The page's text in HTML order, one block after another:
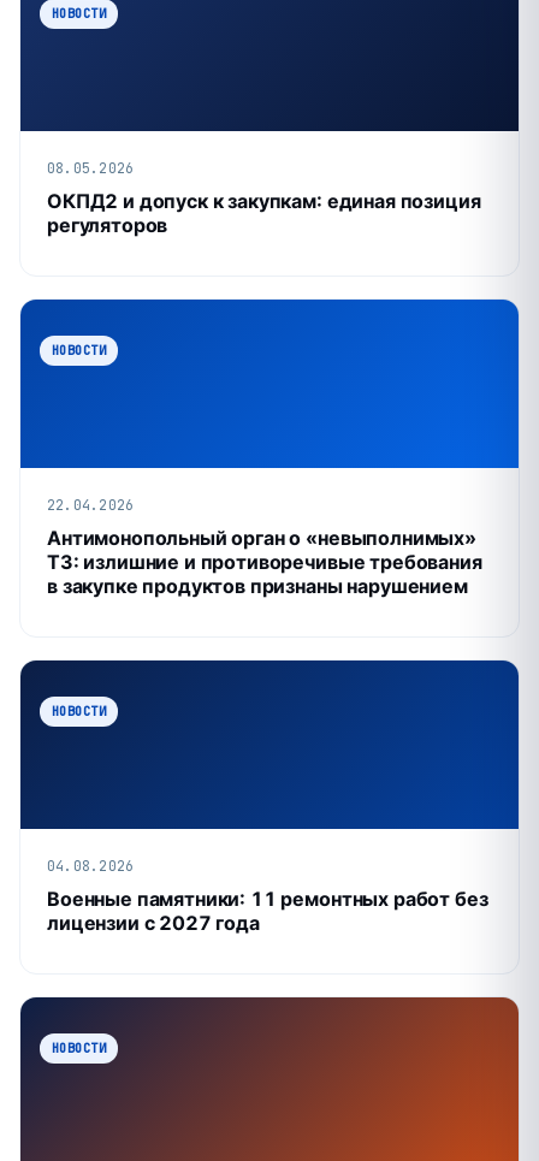
НОВОСТИ
08.05.2026
ОКПД2 и допуск к закупкам: единая позиция
регуляторов
НОВОСТИ
22.04.2026
Антимонопольный орган о «невыполнимых»
ТЗ: излишние и противоречивые требования
в закупке продуктов признаны нарушением
НОВОСТИ
04.08.2026
Военные памятники: 11 ремонтных работ без
лицензии с 2027 года
НОВОСТИ